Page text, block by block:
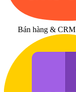
Bán hàng & CRM